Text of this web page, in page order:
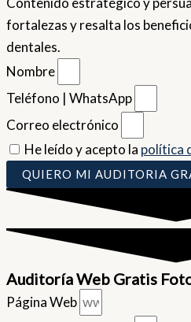
fortalezas y resalta los
dentales.
Nombre
Teléfono | WhatsApp
Correo electrónico
He leído y acepto la política
QUIERO MI AUDITORIA
Auditoría Web Gratis
Página Web